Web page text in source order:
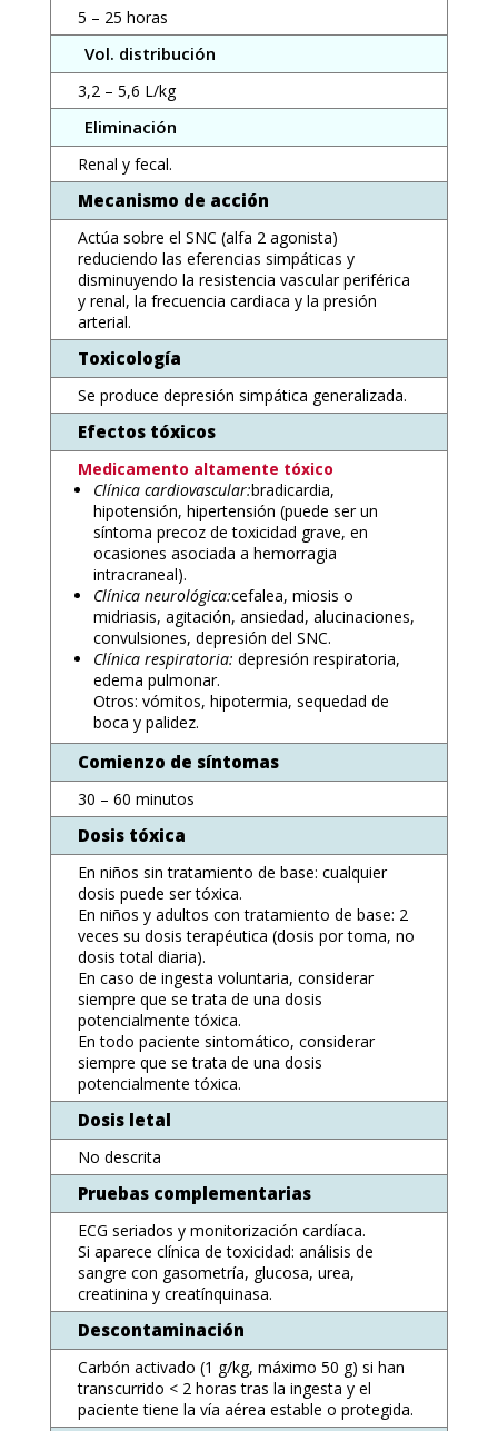
5 – 25 horas
Vol. distribución
3,2 – 5,6 L/kg
Eliminación
Renal y fecal.
Mecanismo de acción
Actúa sobre el SNC (alfa 2 agonista)
reduciendo las eferencias simpáticas y
disminuyendo la resistencia vascular periférica
y renal, la frecuencia cardiaca y la presión
arterial.
Toxicología
Se produce depresión simpática generalizada.
Efectos tóxicos
Medicamento altamente tóxico
Clínica cardiovascular:bradicardia,
hipotensión, hipertensión (puede ser un
síntoma precoz de toxicidad grave, en
ocasiones asociada a hemorragia
intracraneal).
Clínica neurológica:cefalea, miosis o
midriasis, agitación, ansiedad, alucinaciones,
convulsiones, depresión del SNC.
Clínica respiratoria: depresión respiratoria,
edema pulmonar.
Otros: vómitos, hipotermia, sequedad de
boca y palidez.
Comienzo de síntomas
30 – 60 minutos
Dosis tóxica
En niños sin tratamiento de base: cualquier
dosis puede ser tóxica.
En niños y adultos con tratamiento de base: 2
veces su dosis terapéutica (dosis por toma, no
dosis total diaria).
En caso de ingesta voluntaria, considerar
siempre que se trata de una dosis
potencialmente tóxica.
En todo paciente sintomático, considerar
siempre que se trata de una dosis
potencialmente tóxica.
Dosis letal
No descrita
Pruebas complementarias
ECG seriados y monitorización cardíaca.
Si aparece clínica de toxicidad: análisis de
sangre con gasometría, glucosa, urea,
creatinina y creatínquinasa.
Descontaminación
Carbón activado (1 g/kg, máximo 50 g) si han
transcurrido < 2 horas tras la ingesta y el
paciente tiene la vía aérea estable o protegida.